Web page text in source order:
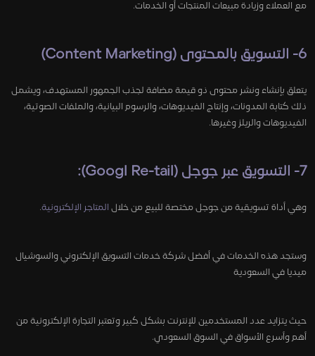
مع العملاء وزيادة مبيعات المنتجات أو الخدمات.
6- التسويق بالمحتوى (Content Marketing)
يتعلق بإنشاء ونشر محتوى ذو قيمة مضافة لجذب الجمهور المستهدف، ويشمل
ذلك كتابة المدونات، وإنتاج الفيديوهات، والرسوم البيانية، والملفات الصوتية،
الفيديوهات والريلز وغيرها.
7- التسويق عبر جوجل (Googl Re-tail):
وهي أداة تسويقية من جوجل مختصة للبيع من خلال المتاجر الإلكترونية
وستجد هذه الخدمات في أفضل شركة خدمات التسويق الإلكتروني والسوشيال
ميديا في السعودية
حيث يتزايد عدد المستخدمين للإنترنت بشكل كبير وتعتبر التجارة الإلكترونية من
أهم وأسرع الأسواق في السوق السعودي.